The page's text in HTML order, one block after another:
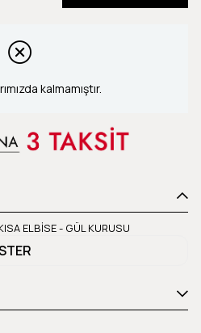
kalmamıştır.
ELBİSE - GÜL KURUSU